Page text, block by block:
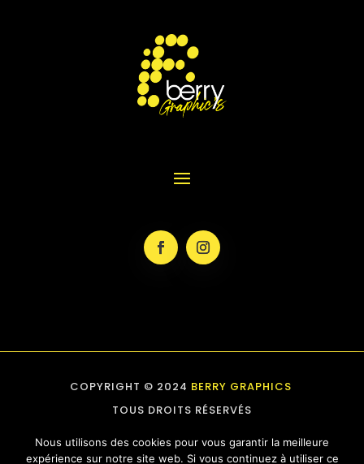
COPYRIGHT © 2024 BERRY GRAPHICS
TOUS DROITS RÉSERVÉS
Nous utilisons des cookies pour vous garantir la meilleure
expérience sur notre site web. Si vous continuez à utiliser ce